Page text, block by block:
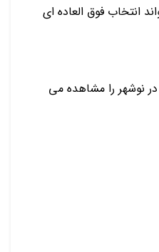
انتخاب فوق العاده ای
نوشهر را مشاهده می